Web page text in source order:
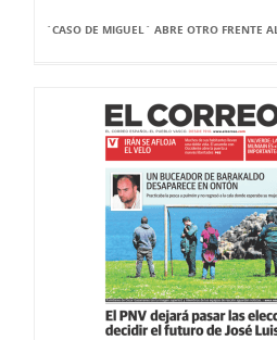
`CASO DE MIGUEL` ABRE OTRO FRENTE